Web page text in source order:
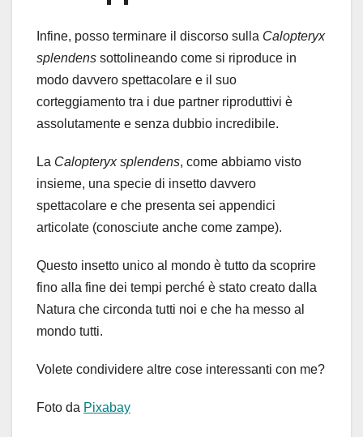
Infine, posso terminare il discorso sulla Calopteryx
splendens sottolineando come si riproduce in
modo davvero spettacolare e il suo
corteggiamento tra i due partner riproduttivi è
assolutamente e senza dubbio incredibile.
La Calopteryx splendens, come abbiamo visto
insieme, una specie di insetto davvero
spettacolare e che presenta sei appendici
articolate (conosciute anche come zampe).
Questo insetto unico al mondo è tutto da scoprire
fino alla fine dei tempi perché è stato creato dalla
Natura che circonda tutti noi e che ha messo al
mondo tutti.
Volete condividere altre cose interessanti con me?
Foto da Pixabay